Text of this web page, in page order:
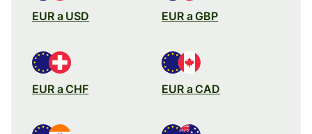
EUR a USD EUR a GBP
EUR a CHF EUR a CAD